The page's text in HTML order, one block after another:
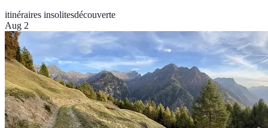
itinéraires insolitesdécouverte
Aug 2